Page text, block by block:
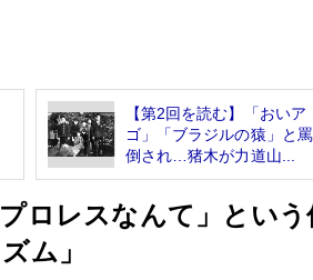
【第2回を読む】「おいア
ゴ」「ブラジルの猿」と罵
倒され…猪木が力道山...
ロレスなんて」という
ム」